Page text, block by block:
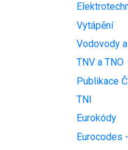
Vytápění
Vodovody
TNV a TNO
Publikace
TNI
Eurokódy
Eurocodes